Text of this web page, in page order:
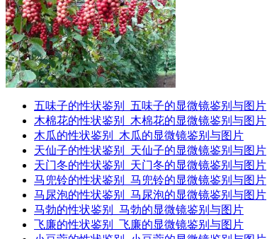
五味子的性状鉴别_五味子的显微镜鉴别与图片
木棉花的性状鉴别_木棉花的显微镜鉴别与图片
木瓜的性状鉴别_木瓜的显微镜鉴别与图片
天仙子的性状鉴别_天仙子的显微镜鉴别与图片
天门冬的性状鉴别_天门冬的显微镜鉴别与图片
马兜铃的性状鉴别_马兜铃的显微镜鉴别与图片
马尿泡的性状鉴别_马尿泡的显微镜鉴别与图片
马勃的性状鉴别_马勃的显微镜鉴别与图片
飞廉的性状鉴别_飞廉的显微镜鉴别与图片